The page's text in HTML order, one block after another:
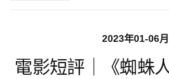
2023年01-06
電影短評｜《蜘蛛